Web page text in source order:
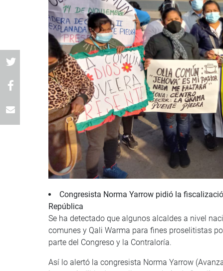
Congresista Norma Yarrow pidió la
República
Se ha detectado que algunos alcaldes a nivel
comunes y Qali Warma para fines proselitistas
parte del Congreso y la Contraloría.
Así lo alertó la congresista Norma Yarrow